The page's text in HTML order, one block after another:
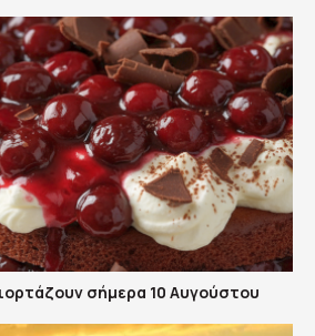
σήμερα 10 Αυγούστου